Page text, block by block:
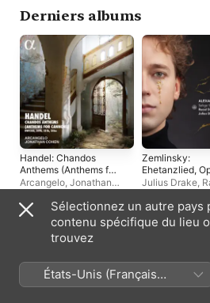
Derniers albums
Handel: Chandos
Anthems (Anthems for
Cannons)
Arcangelo, Jonathan
Zemlinsky:
Ehetanzlied,
No. 2, Selige
Julius Drake,
Albums live
Sélectionnez un autre pays
contenu spécifique du lieu
trouvez
États-Unis (Français
France)